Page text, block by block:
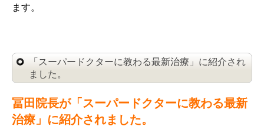
ます。
「スーパードクターに教わる最新治療」に紹介され
ました。
冨田院長が「スーパードクターに教わる最新
治療」に紹介されました。